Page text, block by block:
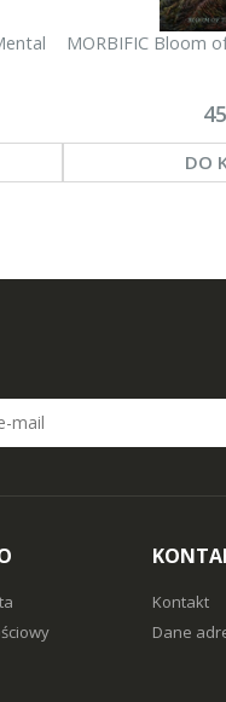
MORBIFIC Bloom
DO
Kontakt
Dane